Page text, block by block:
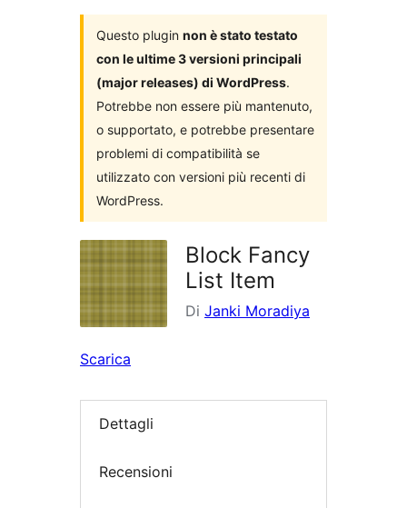
Questo plugin non è stato testato
con le ultime 3 versioni principali
(major releases) di WordPress.
Potrebbe non essere più mantenuto,
o supportato, e potrebbe presentare
problemi di compatibilità se
utilizzato con versioni più recenti di
WordPress.
Block Fancy
List Item
Di Janki Moradiya
Scarica
Dettagli
Recensioni